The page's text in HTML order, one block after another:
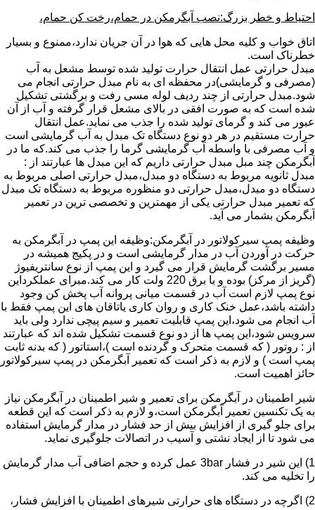
احتیاط و خطر بزرگ:نصب آبگرمکن در حمام،رخت کن حمام،
اتاق خواب و کلیه محل هایی که هوا در آن جریان ندارد،ممنوع و بسیار
خطرناک است.
مبدل حرارتی عمل انتقال حرارت تولید شده توسط مشعل به آب
(مصرفی و گرمایشی)در محفظه ای به نام مبدل حرارتی انجام می
شود.مبدل حرارتی از چند ردیف لوله مسی رفت و برگشتی تشکیل
شده است که به صورت افقی در بالای مشعل قرار گرفته و آب از آن
عبور می کند و گرمای تولید شده را جذب می نماید.عمل انتقال
حرارت مستقیم در هر دو نوع دستگاه تک مبدل به آب گرمایشی است
و آب مصرفی با واسطه آب گرمایشی گرما را جذب می کند.که ما در
آبگرمکن چند مبل مبدل حرارتی داریم که این مبدل ها عبارتند از :
مبدل ثانویه مربوط به دستگاه دو مبدل،مبدل حرارتی اصلی مربوط به
دستگاه دو مبدل،مبدل حرارتی دو منظوره مربوط به دستگاه تک مبدل
که تعمیر مبدل حرارتی یکی از مهمترین و تخصصی ترین در تعمیر
آبگرمکن بشمار می آید.
وظیفه پمپ سیرکولاتور در آبگرمکن:وظیفه این پمپ در آبگرمکن به
حرکت در آوردن آب در مدار گرمایشی است و در پکیج همیشه در
مسیر برگشت گرمایش قرار می گیرد و این پمپ از نوع سانتریفیوژ
(گریز از مرکز) بوده و با برق 220 ولت کار می کند.مبرای عملکرداین
نوع پمپ لازم است آب در قسمت میانی پروانه آب پخش کن وجود
داشته باشد،عمل خنک کاری و روان کاری یاتاقان های این پمپ فقط با
آب انجام می شود،این پمپ قابلیت تعمیر و سیم پیچی ندارد ولی باید
سرویس شود،این پمپ ها از دو نوع قسمت تشکیل شده اند که عبارتند
از : روتور ( که قسمت متحرک و گردنده است )،استاتور ( که بدنه ثابت
پمپ است ) و لازم به ذکر است که تعمیر آبگرمکن در پمپ سیرکولاتور
حائز اهمیت است.
شیر اطمینان در آبگرمکن برای تعمیر و شیر اطمینان در آبگرمکن نیاز
به یک تکنسین تعمیر آبگرمکن است،و لازم به ذکر است که این قطعه
برای جلو گیری از افزایش بیش از حد فشار در مدار گرمایش استفاده
می شود تا از ایجاد نشتی و آسیب در اتصالات جلوگیری نماید.
1) این شیر در فشار 3bar عمل کرده و حجم اضافی آب مدار گرمایش
را تخلیه می کند.
2) اگرچه در دستگاه های حرارتی شیرهای اطمینان با افزایش فشار،